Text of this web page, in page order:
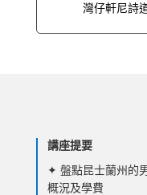
灣仔軒尼詩
講座提要
✦ 盤點昆士蘭州的
概況及學費